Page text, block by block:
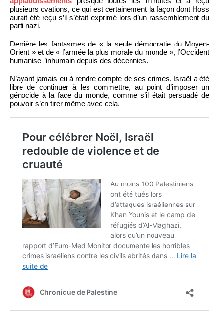
plusieurs ovations, ce qui est certainement la façon dont Hoss
aurait été reçu s’il s’était exprimé lors d’un rassemblement du
parti nazi.
Derrière les fantasmes de « la seule démocratie du Moyen-
Orient » et de « l’armée la plus morale du monde », l’Occident
humanise l’inhumain depuis des décennies.
N’ayant jamais eu à rendre compte de ses crimes, Israël a été
libre de continuer à les commettre, au point d’imposer un
génocide à la face du monde, comme s’il était persuadé de
pouvoir s’en tirer même avec cela.